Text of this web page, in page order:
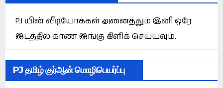
PJ யின் வீடியோக்கள் அனைத்தும் இனி ஒரே
இடத்தில் காண இங்கு கிளிக் செய்யவும்.
PJ தமிழ் குர்ஆன் மொழிபெயர்ப்பு